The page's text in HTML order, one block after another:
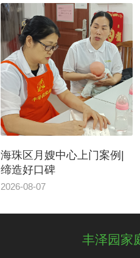
广州家政
海珠区月嫂中心上门案例|
缔造好口碑
2026-08-07
丰泽园家